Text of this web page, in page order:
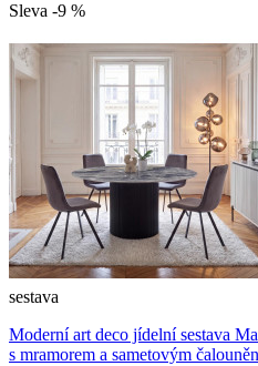
Sleva -9 %
sestava
Moderní art deco jídelní sestava
s mramorem a sametovým